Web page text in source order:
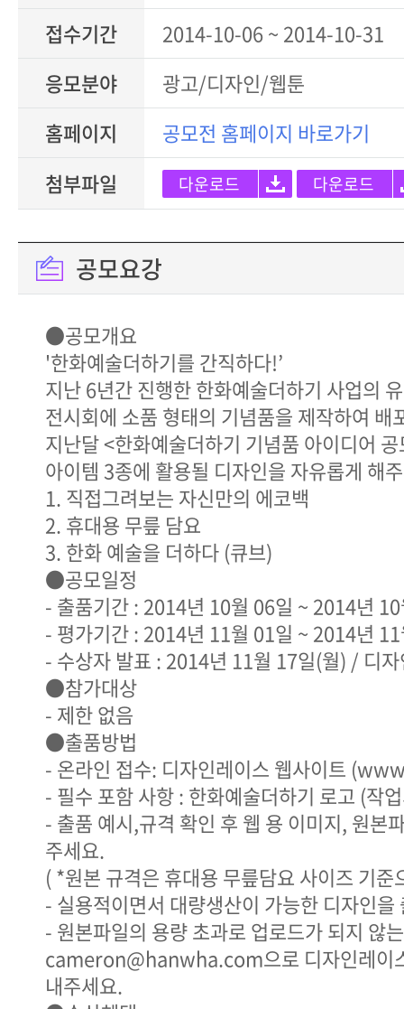
접수기간
2014-10-06 ~ 2014-10-31
응모분야
광고/디자인/웹툰
홈페이지
공모전 홈페이지 바로가기
첨부파일
다운로드 다운로드
공모요강
●공모개요
'한화예술더하기를 간직하다!’
지난 6년간 진행한 한화예술더하기 사업의
전시회에 소품 형태의 기념품을 제작하여 배
지난달 <한화예술더하기 기념품 아이디어
아이템 3종에 활용될 디자인을 자유롭게 해
1. 직접그려보는 자신만의 에코백
2. 휴대용 무릎 담요
3. 한화 예술을 더하다 (큐브)
●공모일정
- 출품기간 : 2014년 10월 06일 ~ 2014년
- 평가기간 : 2014년 11월 01일 ~ 2014년
- 수상자 발표 : 2014년 11월 17일(월) / 디
●참가대상
- 제한 없음
●출품방법
- 온라인 접수: 디자인레이스 웹사이트
- 필수 포함 사항 : 한화예술더하기 로고 (작
- 출품 예시,규격 확인 후 웹 용 이미지, 원본
주세요.
( *원본 규격은 휴대용 무릎담요 사이즈 기
- 실용적이면서 대량생산이 가능한 디자인을
- 원본파일의 용량 초과로 업로드가 되지 않
cameron@hanwha.com으로 디자인레이
내주세요.